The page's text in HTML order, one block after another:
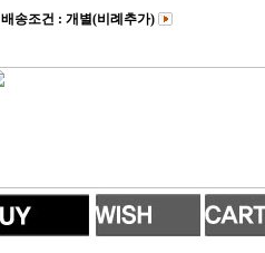
배송조건 : 개별(비례추가)